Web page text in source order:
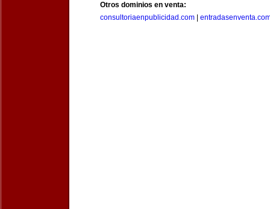
Otros dominios en venta:
consultoriaenpublicidad.com